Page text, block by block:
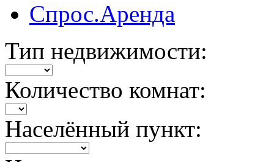
Спрос.Аренда
Тип недвижимости:
Количество комнат:
Населённый пункт: